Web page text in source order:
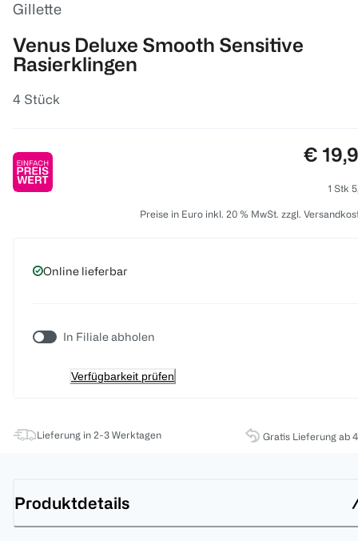
Gillette
Venus Deluxe Smooth Sensitive
Rasierklingen
4 Stück
Preis:
€
1 Stk
Preise in Euro inkl. 20 % MwSt. zzgl.
Online lieferbar
In Filiale abholen
Verfügbarkeit prüfen
Lieferung in 2-3 Werktagen Gratis Lieferung ab
Produktdetails